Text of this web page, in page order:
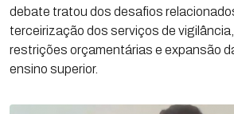
debate tratou dos desafios
terceirização dos serviços de
restrições orçamentárias e expansão
ensino superior.